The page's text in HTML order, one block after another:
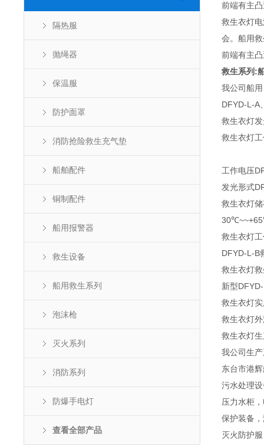
隔热服
抛绳器
保温服
防护面罩
消防抢险救生充气垫
船舶配件
铜制配件
船用报警器
救生设备
船用救生系列
泡沫枪
灭火系列
消防系列
防爆手电灯
查看全部产品
前端有主
救生衣灯
会。船用
前端有主
救生系列:
我公司船
DFYD-L-A
救生衣灯
救生衣灯
工作电压
发光形式
救生衣灯
救生衣灯
DFYD-L-B
救生衣灯
新型
救生衣灯
救生衣灯
救生衣灯
我公司生
东台市港
污水处理
压力水柜
保护装备
灭火防护